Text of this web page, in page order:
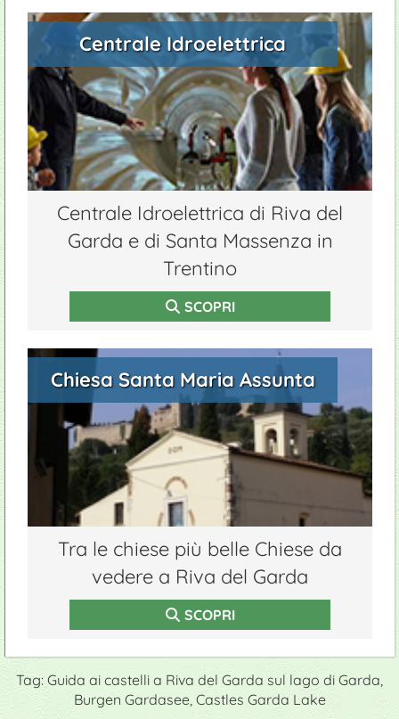
Centrale Idroelettrica
Centrale Idroelettrica di Riva del
Garda e di Santa Massenza in
Trentino
SCOPRI
Chiesa Santa Maria Assunta
Tra le chiese più belle Chiese da
vedere a Riva del Garda
SCOPRI
Tag: Guida ai castelli a Riva del Garda sul lago di Garda,
Burgen Gardasee, Castles Garda Lake